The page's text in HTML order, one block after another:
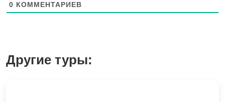
0 КОММЕНТАРИЕВ
Другие туры: